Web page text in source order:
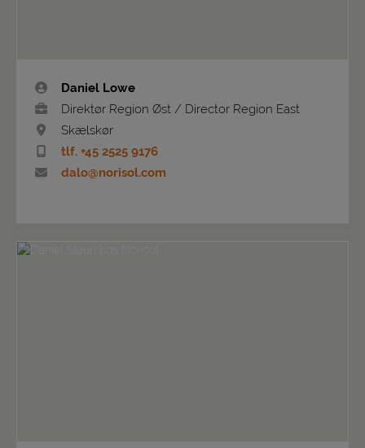
Daniel Lowe
Direktør Region Øst / Director Region East
Skælskør
tlf. +45 2525 9176
dalo@norisol.com